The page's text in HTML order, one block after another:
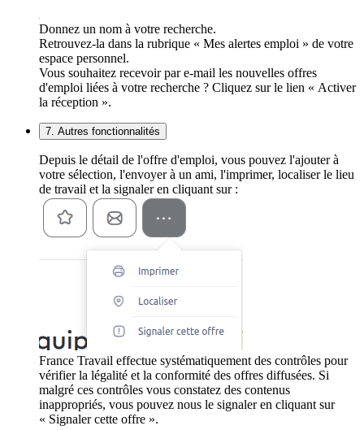
Donnez un nom à votre recherche.
Retrouvez-la dans la rubrique « Mes alertes emploi » de votre
espace personnel.
Vous souhaitez recevoir par e-mail les nouvelles offres
d'emploi liées à votre recherche ? Cliquez sur le lien « Activer
la réception ».
7. Autres fonctionnalités
Depuis le détail de l'offre d'emploi, vous pouvez l'ajouter à
votre sélection, l'envoyer à un ami, l'imprimer, localiser le lieu
de travail et la signaler en cliquant sur :
France Travail effectue systématiquement des contrôles pour
vérifier la légalité et la conformité des offres diffusées. Si
malgré ces contrôles vous constatez des contenus
inappropriés, vous pouvez nous le signaler en cliquant sur
« Signaler cette offre ».